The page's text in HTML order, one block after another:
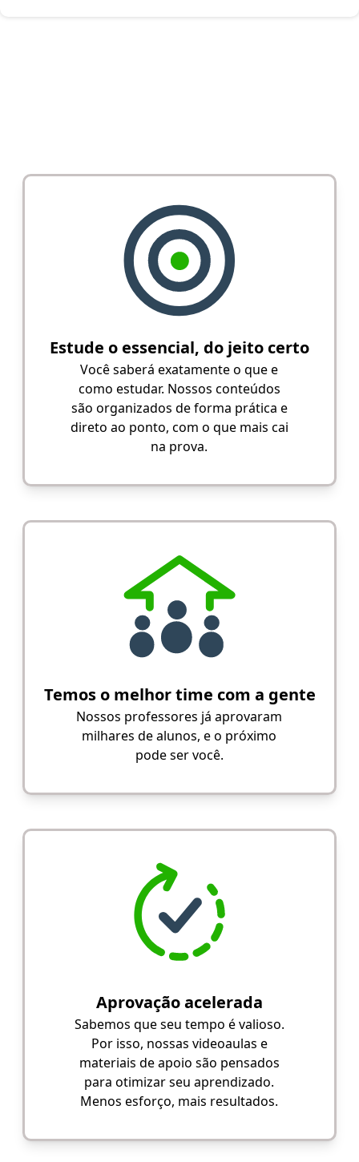
Estude o essencial, do jeito certo
Você saberá exatamente o que e
como estudar. Nossos conteúdos
são organizados de forma prática e
direto ao ponto, com o que mais cai
na prova.
Temos o melhor time com a gente
Nossos professores já aprovaram
milhares de alunos, e o próximo
pode ser você.
Aprovação acelerada
Sabemos que seu tempo é valioso.
Por isso, nossas videoaulas e
materiais de apoio são pensados
para otimizar seu aprendizado.
Menos esforço, mais resultados.